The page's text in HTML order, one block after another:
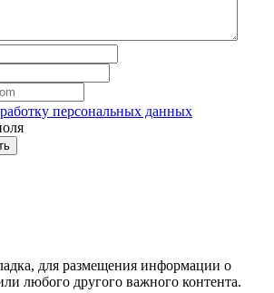
персональных данных
для размещения информации о
любого другого важного контента.